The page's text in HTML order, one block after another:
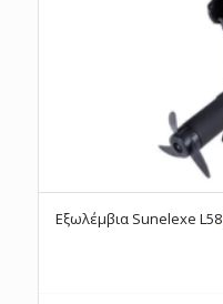
Εξωλέμβια Sunelexe L58